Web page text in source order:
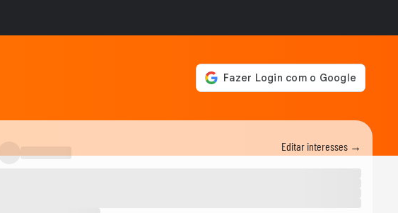
Editar interesses →